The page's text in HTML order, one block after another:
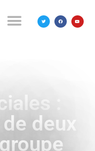
:
deux